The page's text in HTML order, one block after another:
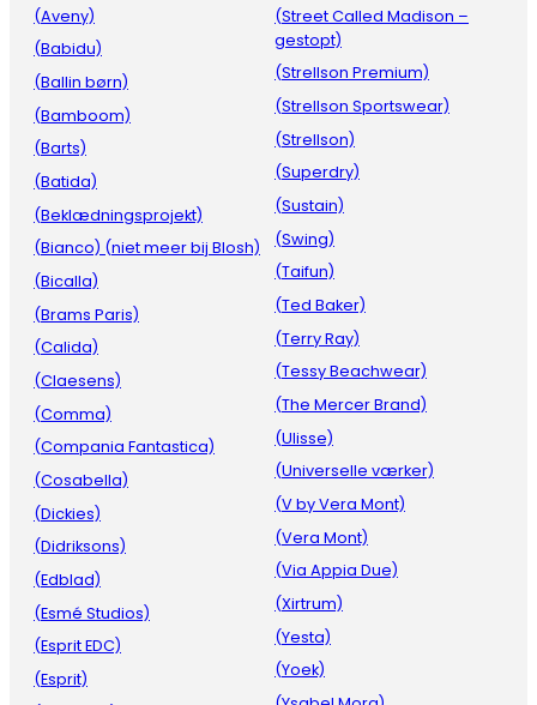
(Aveny)
(Babidu)
(Ballin børn)
(Bamboom)
(Barts)
(Batida)
(Beklædningsprojekt)
(Bianco) (niet meer bij Blosh)
(Bicalla)
(Brams Paris)
(Calida)
(Claesens)
(Comma)
(Compania Fantastica)
(Cosabella)
(Dickies)
(Didriksons)
(Edblad)
(Esmé Studios)
(Esprit EDC)
(Esprit)
(Street Called Madison –
gestopt)
(Strellson Premium)
(Strellson Sportswear)
(Strellson)
(Superdry)
(Sustain)
(Swing)
(Taifun)
(Ted Baker)
(Terry Ray)
(Tessy Beachwear)
(The Mercer Brand)
(Ulisse)
(Universelle værker)
(V by Vera Mont)
(Vera Mont)
(Via Appia Due)
(Xirtrum)
(Yesta)
(Yoek)